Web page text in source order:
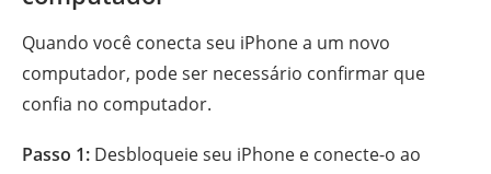
Quando você conecta seu iPhone a um novo
computador, pode ser necessário confirmar que
confia no computador.
Passo 1: Desbloqueie seu iPhone e conecte-o ao